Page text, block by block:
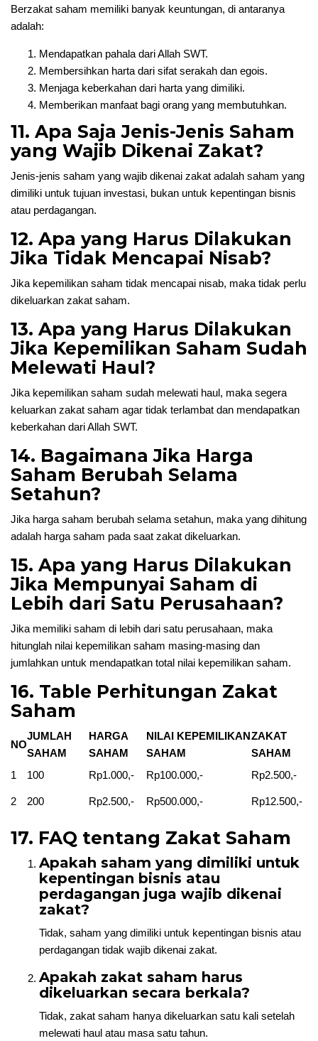
Berzakat saham memiliki banyak keuntungan, di antaranya
adalah:
Mendapatkan pahala dari Allah SWT.
Membersihkan harta dari sifat serakah dan egois.
Menjaga keberkahan dari harta yang dimiliki.
Memberikan manfaat bagi orang yang membutuhkan.
11. Apa Saja Jenis-Jenis Saham
yang Wajib Dikenai Zakat?
Jenis-jenis saham yang wajib dikenai zakat adalah saham yang
dimiliki untuk tujuan investasi, bukan untuk kepentingan bisnis
atau perdagangan.
12. Apa yang Harus Dilakukan
Jika Tidak Mencapai Nisab?
Jika kepemilikan saham tidak mencapai nisab, maka tidak perlu
dikeluarkan zakat saham.
13. Apa yang Harus Dilakukan
Jika Kepemilikan Saham Sudah
Melewati Haul?
Jika kepemilikan saham sudah melewati haul, maka segera
keluarkan zakat saham agar tidak terlambat dan mendapatkan
keberkahan dari Allah SWT.
14. Bagaimana Jika Harga
Saham Berubah Selama
Setahun?
Jika harga saham berubah selama setahun, maka yang dihitung
adalah harga saham pada saat zakat dikeluarkan.
15. Apa yang Harus Dilakukan
Jika Mempunyai Saham di
Lebih dari Satu Perusahaan?
Jika memiliki saham di lebih dari satu perusahaan, maka
hitunglah nilai kepemilikan saham masing-masing dan
jumlahkan untuk mendapatkan total nilai kepemilikan saham.
16. Table Perhitungan Zakat
Saham
NO
JUMLAH
SAHAM
HARGA
SAHAM
NILAI KEPEMILIKAN
SAHAM
ZAKAT
SAHAM
1
100 Rp1.000,- Rp100.000,- Rp2.500,-
2 200 Rp2.500,- Rp500.000,- Rp12.500,-
17. FAQ tentang Zakat Saham
Apakah saham yang dimiliki untuk
kepentingan bisnis atau
perdagangan juga wajib dikenai
zakat?
Tidak, saham yang dimiliki untuk kepentingan bisnis atau
perdagangan tidak wajib dikenai zakat.
Apakah zakat saham harus
dikeluarkan secara berkala?
Tidak, zakat saham hanya dikeluarkan satu kali setelah
melewati haul atau masa satu tahun.